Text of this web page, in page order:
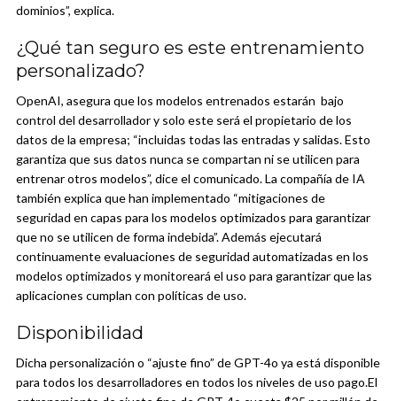
dominios”, explica.
¿Qué tan seguro es este entrenamiento
personalizado?
OpenAI, asegura que los modelos entrenados estarán bajo
control del desarrollador y solo este será el propietario de los
datos de la empresa; “incluidas todas las entradas y salidas. Esto
garantiza que sus datos nunca se compartan ni se utilicen para
entrenar otros modelos”, dice el comunicado.La compañía de IA
también explica que han implementado “mitigaciones de
seguridad en capas para los modelos optimizados para garantizar
que no se utilicen de forma indebida”.Además ejecutará
continuamente evaluaciones de seguridad automatizadas en los
modelos optimizados y monitoreará el uso para garantizar que las
aplicaciones cumplan con políticas de uso.
Disponibilidad
Dicha personalización o “ajuste fino” de GPT-4o ya está disponible
para todos los desarrolladores en todos los niveles de uso pago.El